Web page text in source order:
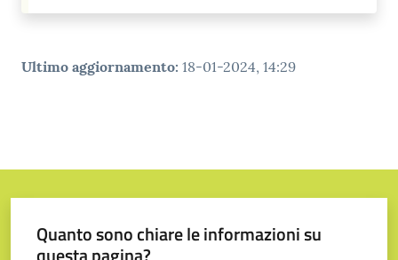
Ultimo aggiornamento: 18-01-2024, 14:29
Quanto sono chiare le informazioni su